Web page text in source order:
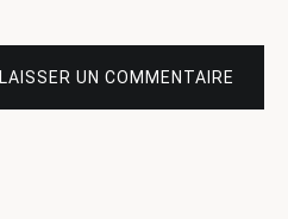
LAISSER UN COMMENTAIRE